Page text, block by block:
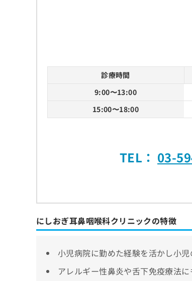
診療時間
9:00〜13:00
15:00〜18:00
TEL： 03-
にしおぎ耳鼻咽喉科クリニックの特徴
小児病院に勤めた経験を活かし小
アレルギー性鼻炎や舌下免疫療法